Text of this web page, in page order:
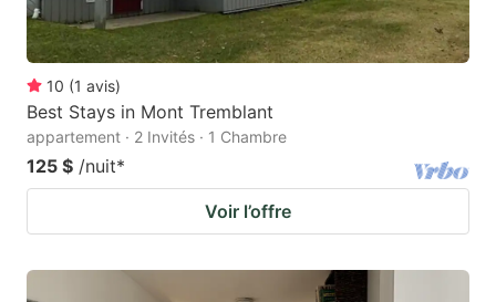
10 (1 avis)
Best Stays in Mont Tremblant
appartement · 2 Invités · 1 Chambre
125 $ /nuit*
Voir l’offre